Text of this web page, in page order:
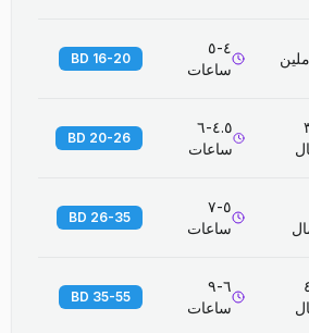
٤-٥
ساعات
16-20 BD
٣
٤.٥-٦
ساعات
20-26 BD
٥-٧
ساعات
26-35 BD
٤
٦-٩
ساعات
35-55 BD